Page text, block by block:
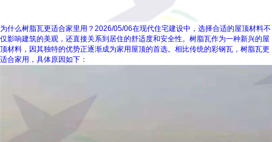
为什么树脂瓦更适合家里用？ 2026/05/06在现代住宅建设中，选择合适的屋顶材料不
仅影响建筑的美观，还直接关系到居住的舒适度和安全性。树脂瓦作为一种新兴的屋
顶材料，因其独特的优势正逐渐成为家用屋顶的首选。相比传统的彩钢瓦，树脂瓦更
适合家用，具体原因如下：